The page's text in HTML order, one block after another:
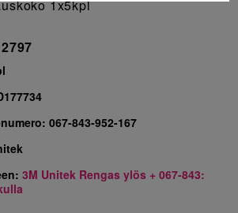
1x5kpl
2797
067-843-952-167
3M Unitek Rengas ylös + 067-843: